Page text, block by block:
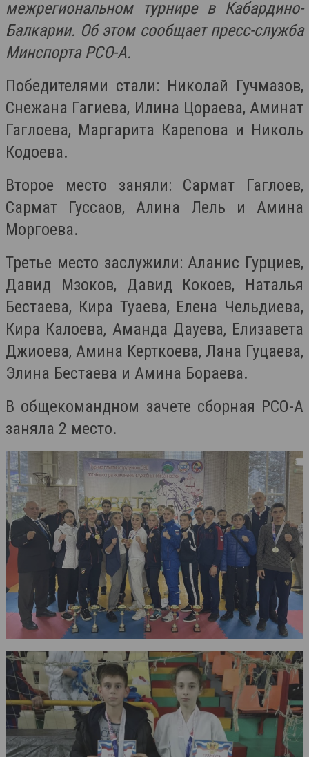
межрегиональном турнире в Кабардино-
Балкарии. Об этом сообщает пресс-служба
Минспорта РСО-А.
Победителями стали: Николай Гучмазов,
Снежана Гагиева, Илина Цораева, Аминат
Гаглоева, Маргарита Карепова и Николь
Кодоева.
Второе место заняли: Сармат Гаглоев,
Сармат Гуссаов, Алина Лель и Амина
Моргоева.
Третье место заслужили: Аланис Гурциев,
Давид Мзоков, Давид Кокоев, Наталья
Бестаева, Кира Туаева, Елена Чельдиева,
Кира Калоева, Аманда Дауева, Елизавета
Джиоева, Амина Керткоева, Лана Гуцаева,
Элина Бестаева и Амина Бораева.
В общекомандном зачете сборная РСО-А
заняла 2 место.